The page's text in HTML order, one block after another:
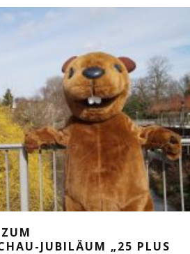
JUBILÄUM „25 PLUS